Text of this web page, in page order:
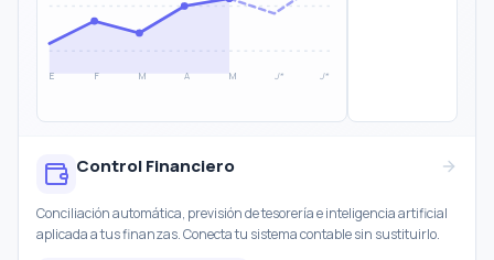
E F M A M J* J*
Control Financiero
Conciliación automática, previsión de tesorería e inteligencia artificial
aplicada a tus finanzas. Conecta tu sistema contable sin sustituirlo.